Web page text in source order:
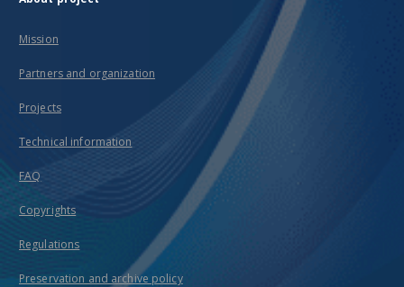
Mission
Partners and organization
Projects
Technical information
FAQ
Copyrights
Regulations
Preservation and archive policy